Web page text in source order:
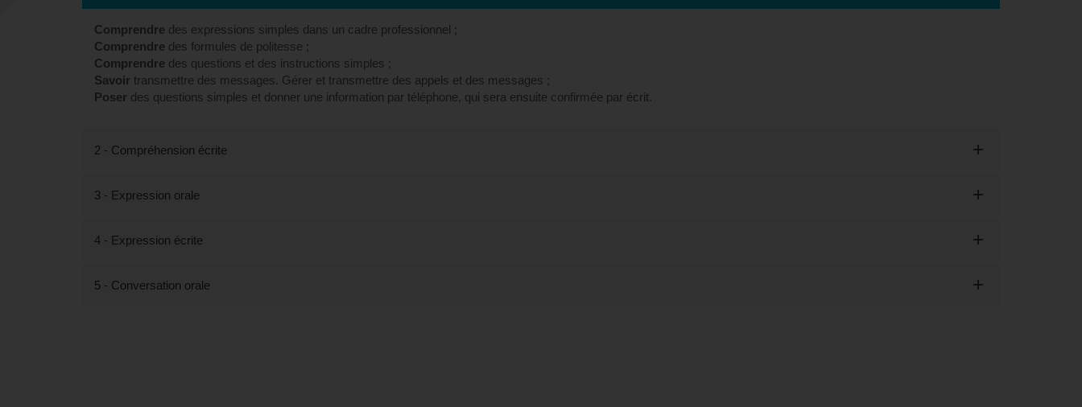
Comprendre des expressions simples dans un cadre professionnel ;
Comprendre des formules de politesse ;
Comprendre des questions et des instructions simples ;
Savoir transmettre des messages. Gérer et transmettre des appels et des messages ;
Poser des questions simples et donner une information par téléphone, qui sera ensuite confirmée par écrit.
2 - Compréhension écrite
3 - Expression orale
4 - Expression écrite
5 - Conversation orale